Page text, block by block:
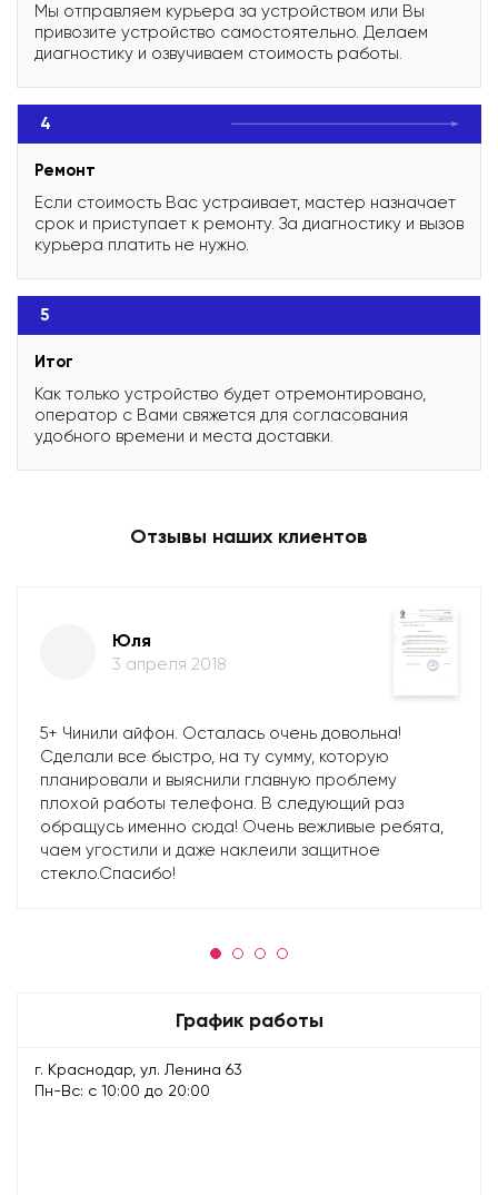
Мы отправляем курьера за устройством или Вы
привозите устройство самостоятельно. Делаем
диагностику и озвучиваем стоимость работы.
4
Ремонт
Если стоимость Вас устраивает, мастер назначает
срок и приступает к ремонту. За диагностику и вызов
курьера платить не нужно.
5
Итог
Как только устройство будет отремонтировано,
оператор с Вами свяжется для согласования
удобного времени и места доставки.
Отзывы наших клиентов
Юля
3 апреля 2018
5+ Чинили айфон. Осталась очень довольна!
Сделали все быстро, на ту сумму, которую
планировали и выяснили главную проблему
плохой работы телефона. В следующий раз
обращусь именно сюда! Очень вежливые ребята,
чаем угостили и даже наклеили защитное
стекло.Спасибо!
График работы
г. Краснодар, ул. Ленина 63
Пн-Вс: с 10:00 до 20:00